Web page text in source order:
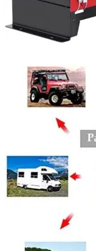
Portbagaj